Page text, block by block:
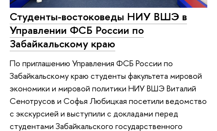
Студенты-востоковеды НИУ ВШЭ в
Управлении ФСБ России по
Забайкальскому краю
По приглашению Управления ФСБ России по
Забайкальскому краю студенты факультета мировой
экономики и мировой политики НИУ ВШЭ Виталий
Сенотрусов и Софья Любицкая посетили ведомство
с экскурсией и выступили с докладами перед
студентами Забайкальского государственного